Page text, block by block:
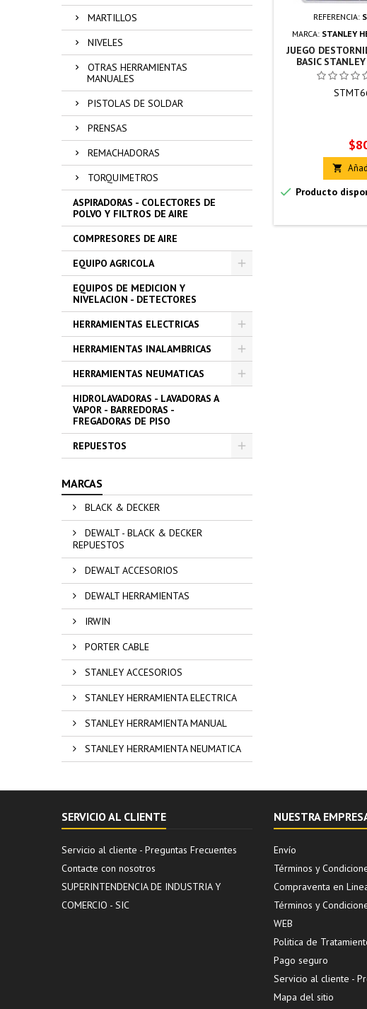
MARTILLOS
NIVELES
OTRAS HERRAMIENTAS
MANUALES
PISTOLAS DE SOLDAR
PRENSAS
REMACHADORAS
TORQUIMETROS
ASPIRADORAS - COLECTORES DE
POLVO Y FILTROS DE AIRE
COMPRESORES DE AIRE
EQUIPO AGRICOLA
EQUIPOS DE MEDICION Y
NIVELACION - DETECTORES
HERRAMIENTAS ELECTRICAS
HERRAMIENTAS INALAMBRICAS
HERRAMIENTAS NEUMATICAS
HIDROLAVADORAS - LAVADORAS A
VAPOR - BARREDORAS -
FREGADORAS DE PISO
REPUESTOS
MARCAS
BLACK & DECKER
DEWALT - BLACK & DECKER
REPUESTOS
DEWALT ACCESORIOS
DEWALT HERRAMIENTAS
IRWIN
PORTER CABLE
STANLEY ACCESORIOS
STANLEY HERRAMIENTA ELECTRICA
STANLEY HERRAMIENTA MANUAL
STANLEY HERRAMIENTA NEUMATICA
REFERENCIA:
MARCA: STANLEY
JUEGO
BASIC

 Producto
SERVICIO AL CLIENTE
Servicio al cliente - Preguntas Frecuentes
Contacte con nosotros
SUPERINTENDENCIA DE INDUSTRIA Y
COMERCIO - SIC
NUESTRA
Envío
Términos y
Compraventa en
Términos y
WEB
Politica de
Pago seguro
Servicio al cliente -
Mapa del sitio